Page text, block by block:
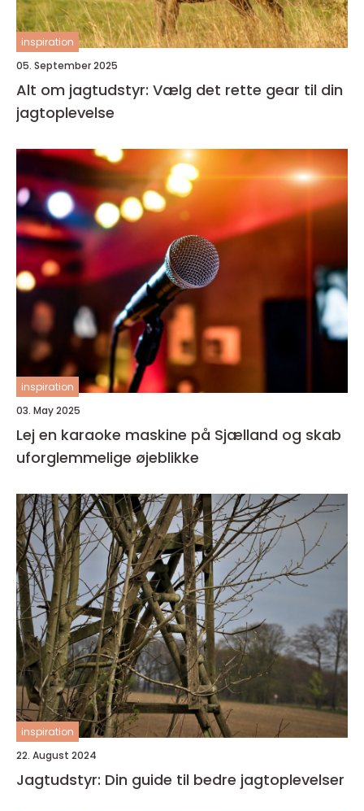
inspiration
05. September 2025
Alt om jagtudstyr: Vælg det rette gear til din
jagtoplevelse
inspiration
03. May 2025
Lej en karaoke maskine på Sjælland og skab
uforglemmelige øjeblikke
inspiration
22. August 2024
Jagtudstyr: Din guide til bedre jagtoplevelser